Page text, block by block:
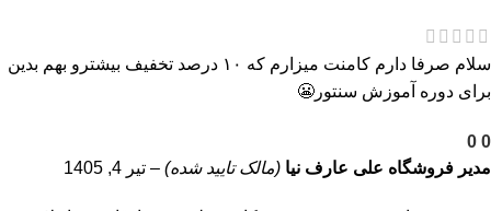
سلام صرفا دارم کامنت میزارم که ۱۰ درصد تخفیف بیشترو بهم بدین
برای دوره آموزش سنتور😬
0
0
مدیر فروشگاه علی عارف نیا (مالک تایید شده) – تیر 4, 1405